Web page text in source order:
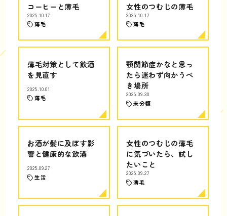
コーヒーと薄毛
2025.10.17
薄毛
女性のつむじの薄毛
2025.10.17
薄毛
薄毛対策として飲酒
を見直す
2025.10.01
薄毛
顎関節症かなと思っ
たら迷わず向かうべ
き場所
2025.09.30
未分類
お酒が髪に及ぼす影
響と健康的な飲酒
2025.09.27
生活
女性のつむじの薄毛
に気づいたら、試し
たいこと
2025.09.27
薄毛